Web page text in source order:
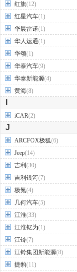
红旗(12)
红星汽车(1)
华晨雷诺(1)
华人运通(1)
华颂(1)
华泰汽车(9)
华泰新能源(4)
黄海(8)
iCAR(2)
J
ARCFOX极狐(6)
Jeep(14)
吉利 (30)
吉利银河(7)
极氪(4)
几何汽车(5)
江淮(33)
江淮钇为(1)
江铃(7)
江铃集团新能源(8)
捷豹(11)